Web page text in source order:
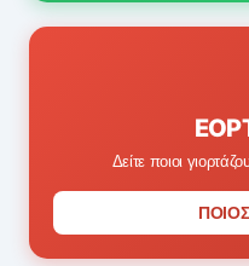
Δείτε ποιοι